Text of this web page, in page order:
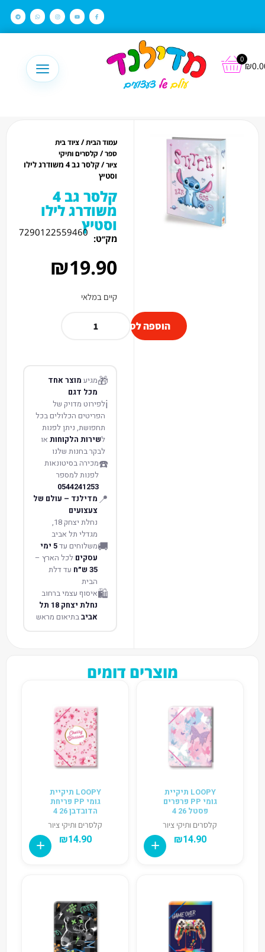
₪
0
עמוד הבית/ציוד בית
ספר/קלסרים ותיקי
ציור
/ קלסר גב 4 משודרג לילו
וסטיץ
קלסר גב 4
משודרג לילו
וסטיץ
מק׳׳ט:
7290122559460
₪19.90
קיים במלאי
הוספה לסל
🎁מגיע מוצר אחד
מכל דגם
ℹ️לפירוט מדויק של
הפריטים הכלולים בכל
תחפושת, ניתן לפנות
לשירות הלקוחות או
לבקר בחנות שלנו
☎️מכירה בסיטונאות
לפנות למספר
0544241253
📍 מדילנד – עולם של
צעצועים
נחלת יצחק 18,
מגדלי תל אביב
🚚משלוחים עד 5 ימי
עסקים לכל הארץ –
35 ש״ח
עד דלת
הבית
🛍️איסוף עצמי ברחוב
נחלת יצחק 18 תל
אביבבתיאום מראש
מוצרים דומים
LOOPY תיקיית
גומי PP פרפרים
פסטל 26 4
קלסרים ותיקי ציור
₪14.90
LOOPY תיקיית
גומי PP פריחת
הדובדבן 26 4
קלסרים ותיקי ציור
₪14.90